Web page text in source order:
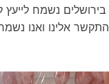
בירושלים נשמח
אלינו ואנו